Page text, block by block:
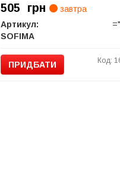
505 грн
завтра
Артикул:
SOFIMA
ПРИДБАТИ Код: